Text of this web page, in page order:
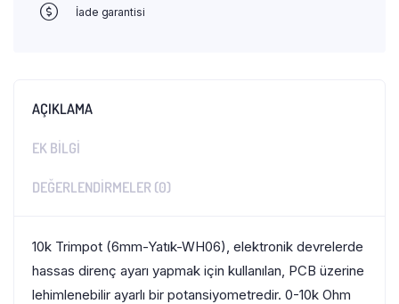
İade garantisi
AÇIKLAMA
EK BILGI
DEĞERLENDIRMELER (0)
10k Trimpot (6mm-Yatık-WH06), elektronik devrelerde
hassas direnç ayarı yapmak için kullanılan, PCB üzerine
lehimlenebilir ayarlı bir potansiyometredir. 0-10k Ohm